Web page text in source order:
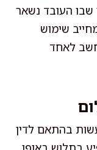
שבו העובד נשאר
שימוש
לאחד
בהתאם לדין